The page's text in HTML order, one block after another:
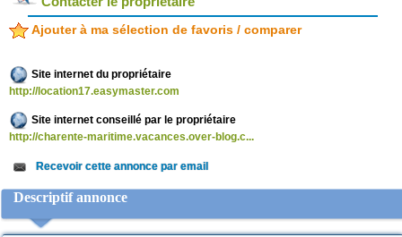
Ajouter à ma sélection de favoris / comparer
Site internet du propriétaire
http://location17.easymaster.com
Site internet conseillé par le propriétaire
http://charente-maritime.vacances.over-blog.c...
Recevoir cette annonce par email
Descriptif annonce